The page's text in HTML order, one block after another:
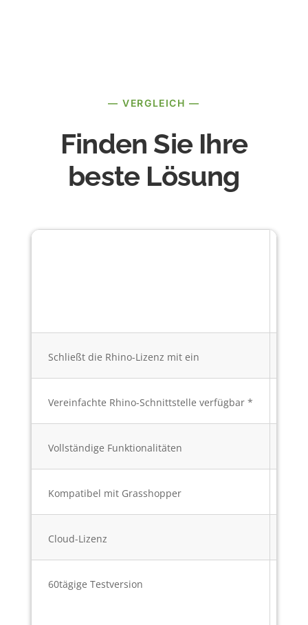
— VERGLEICH —
Finden Sie Ihre
beste Lösung
Schließt die Rhino-Lizenz mit ein
Vereinfachte Rhino-Schnittstelle verfügbar *
Vollständige Funktionalitäten
Kompatibel mit Grasshopper
Cloud-Lizenz
60tägige Testversion